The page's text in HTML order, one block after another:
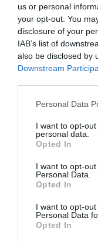
us or personal
your opt-out. You
disclosure of your
IAB’s list of
also be disclosed by
Downstream
Personal Data
I want to opt-
personal data.
Opted In
I want to opt-
Personal Data.
Opted In
I want to opt-
Personal Data
Opted In